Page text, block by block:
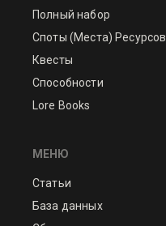
Полный набор
Споты (Места) Ресурсов
Квесты
Способности
Lore Books
МЕНЮ
Статьи
База данных